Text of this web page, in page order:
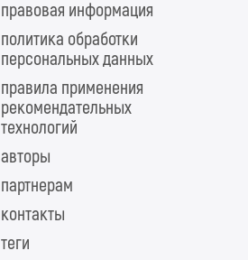
правовая информация
политика обработки
персональных данных
правила применения
рекомендательных
технологий
авторы
партнерам
контакты
теги